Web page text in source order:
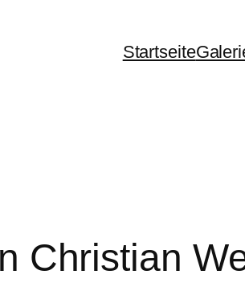
Startseite
Christian